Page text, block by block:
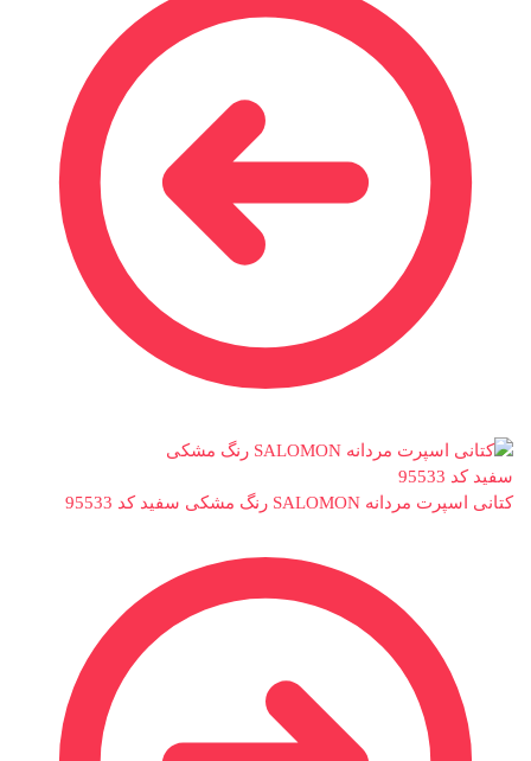
کتانی اسپرت مردانه SALOMON رنگ مشکی سفید کد 95533